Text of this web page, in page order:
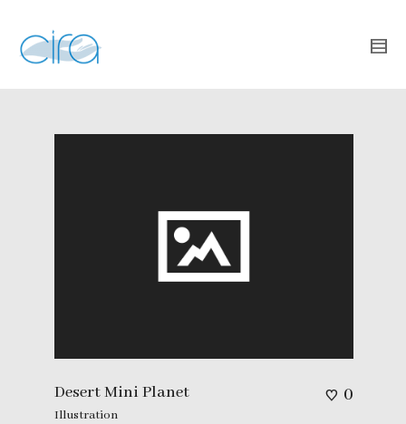
0
Desert Mini Planet
Illustration